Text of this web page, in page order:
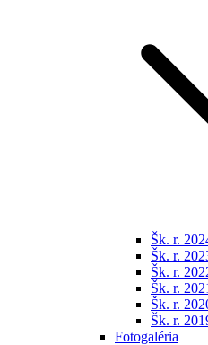
Šk. r.
Šk. r.
Šk. r.
Šk. r.
Šk. r.
Šk. r.
Fotogaléria